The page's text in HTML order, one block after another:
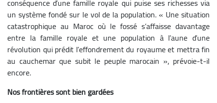
un système fondé sur le vol de la population.« Une situation
catastrophique au Maroc où le fossé s’affaisse davantage
entre la famille royale et une population à l’aune d’une
révolution qui prédit l’effondrement du royaume et mettra fin
au cauchemar que subit le peuple marocain », prévoie-t-il
encore.
Nos frontières sont bien gardées